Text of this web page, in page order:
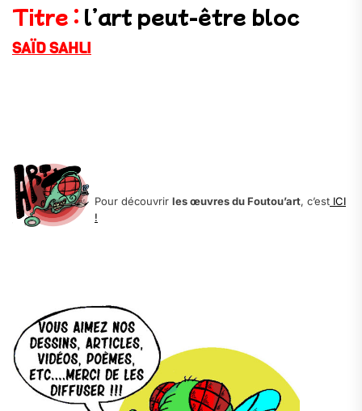
Titre : l’art peut-être bloc
SAÏD SAHLI
Pour découvrir les œuvres du Foutou’art, c’est ICI
!